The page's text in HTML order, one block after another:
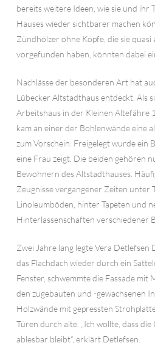
bereits weitere Ideen, wie sie und ihr
Hauses wieder sichtbarer machen
Zündhölzer ohne Köpfe, die sie quasi
vorgefunden haben, könnten dabei
Nachlässe der besonderen Art hat
Lübecker Altstadthaus entdeckt. Als
Arbeitshaus in der Kleinen Altefähre
kam an einer der Bohlenwände eine
zum Vorschein. Freigelegt wurde ein
eine Frau zeigt. Die beiden gehören
Bewohnern des Altstadthauses.
Zeugnisse vergangener Zeiten unter
Linoleumböden, hinter Tapeten und
Hinterlassenschaften verschiedener
Zwei Jahre lang legte Vera Detlefsen
das Flachdach wieder durch ein
Fenster, schwemmte die Fassade mit
den zugebauten und -gewachsenen
Holzwände mit gepressten
Türen durch alte. „Ich wollte, dass die
ablesbar bleibt“, erklärt Detlefsen.